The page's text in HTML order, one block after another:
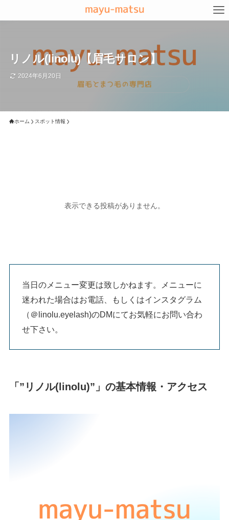
リノル(linolu)【眉毛サロン】
2024年6月20日
ホーム スポット情報
当日のメニュー変更は致しかねます。メニューに
迷われた場合はお電話、もしくはインスタグラム
（＠linolu.eyelash)のDMにてお気軽にお問い合わ
せ下さい。
「”リノル(linolu)”」の基本情報・アクセス